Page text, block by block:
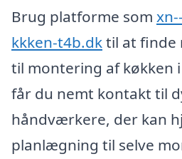
Brug platforme som
kkken-t4b.dktil at finde
til montering af køkken
får du nemt kontakt til
håndværkere, der kan
planlægning til selve